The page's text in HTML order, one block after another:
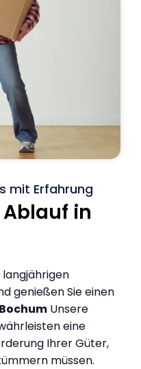
mit Erfahrung
in
genießen Sie einen
Unsere
eine
Ihrer Güter,
müssen.